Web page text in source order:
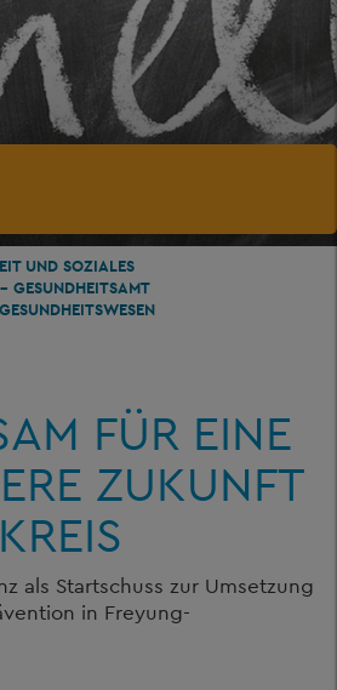
UND SOZIALES
GESUNDHEITSAMT
FÜR EINE
ZUKUNFT
als Startschuss zur Umsetzung
in Freyung-